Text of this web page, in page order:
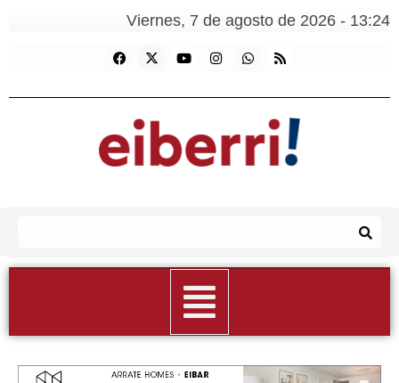
Viernes, 7 de agosto de 2026 - 13:24